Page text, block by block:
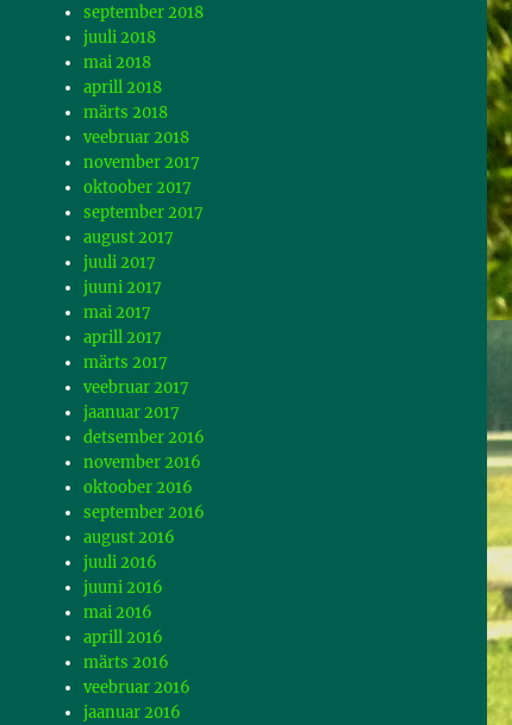
september 2018
juuli 2018
mai 2018
aprill 2018
märts 2018
veebruar 2018
november 2017
oktoober 2017
september 2017
august 2017
juuli 2017
juuni 2017
mai 2017
aprill 2017
märts 2017
veebruar 2017
jaanuar 2017
detsember 2016
november 2016
oktoober 2016
september 2016
august 2016
juuli 2016
juuni 2016
mai 2016
aprill 2016
märts 2016
veebruar 2016
jaanuar 2016